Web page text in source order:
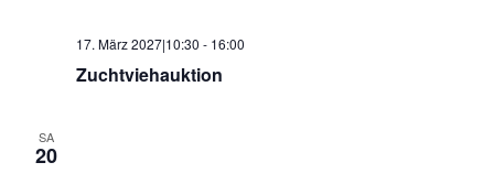
17. März 2027|10:30 - 16:00
Zuchtviehauktion
SA
20